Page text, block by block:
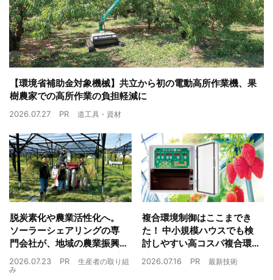
【環境省補助金対象機械】共立から初の電動高所作業機、果
樹農家での高所作業の負担軽減に
2026.07.27 PR 道工具・資材
脱炭素化や農業活性化へ。
ソーラーシェアリングの専
門会社が、地域の農業振興
や経済循環をワンストップ
でサポート
2026.07.23 PR
生産者の取り組
み
複合環境制御はここまでき
た！ 中小規模ハウスでも検
討しやすい高コスパ複合環
境制御装置が誕生
2026.07.16 PR 最新技術